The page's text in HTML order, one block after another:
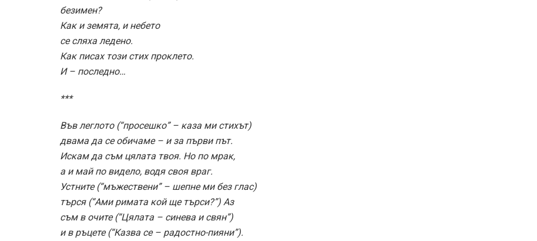
безимен?
Как и земята, и небето
се сляха ледено.
Как писах този стих проклето.
И – последно…
***
Във леглото (“просешко” – каза ми стихът)
двама да се обичаме – и за първи път.
Искам да съм цялата твоя. Но по мрак,
а и май по видело, водя своя враг.
Устните (“мъжествени” – шепне ми без глас)
търся (“Ами римата кой ще търси?”) Аз
съм в очите (“Цялата – синева и свян”)
и в ръцете (“Казва се – радостно-пияни”).